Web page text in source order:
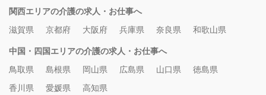
関西エリアの介護の求人・お仕事へ
滋賀県
京都府 大阪府 兵庫県 奈良県 和歌山県
中国・四国エリアの介護の求人・お仕事へ
鳥取県
島根県 岡山県 広島県 山口県
徳島県
香川県
愛媛県 高知県